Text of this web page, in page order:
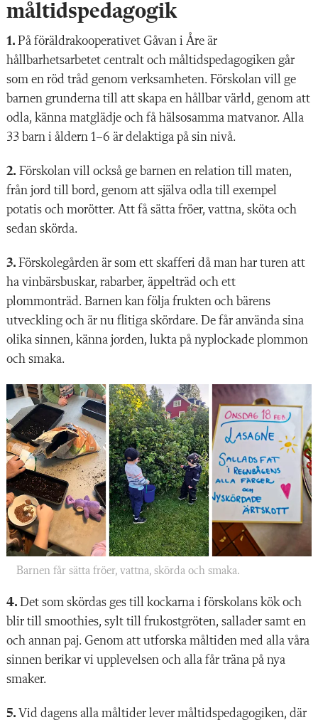
måltidspedagogik
1. På föräldrakooperativet Gåvan i Åre är
hållbarhetsarbetet centralt och måltidspedagogiken går
som en röd tråd genom verksamheten. Förskolan vill ge
barnen grunderna till att skapa en hållbar värld, genom att
odla, känna matglädje och få hälsosamma matvanor. Alla
33 barn i åldern 1–6 är delaktiga på sin nivå.
2. Förskolan vill också ge barnen en relation till maten,
från jord till bord, genom att själva odla till exempel
potatis och morötter. Att få sätta fröer, vattna, sköta och
sedan skörda.
3. Förskolegården är som ett skafferi då man har turen att
ha vinbärsbuskar, rabarber, äppelträd och ett
plommonträd. Barnen kan följa frukten och bärens
utveckling och är nu flitiga skördare. De får använda sina
olika sinnen, känna jorden, lukta på nyplockade plommon
och smaka.
Barnen får sätta fröer, vattna, skörda och smaka.
4.
Det som skördas ges till kockarna i förskolans kök och
blir till smoothies, sylt till frukostgröten, sallader samt en
och annan paj. Genom att utforska måltiden med alla våra
sinnen berikar vi upplevelsen och alla får träna på nya
smaker.
5. Vid dagens alla måltider lever måltidspedagogiken, där